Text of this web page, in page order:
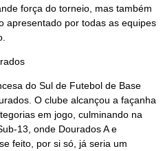
força do torneio, mas também
apresentado por todas as equipes
do Sul de Futebol de Base
O clube alcançou a façanha
em jogo, culminando na
13, onde Dourados A e
feito, por si só, já seria um